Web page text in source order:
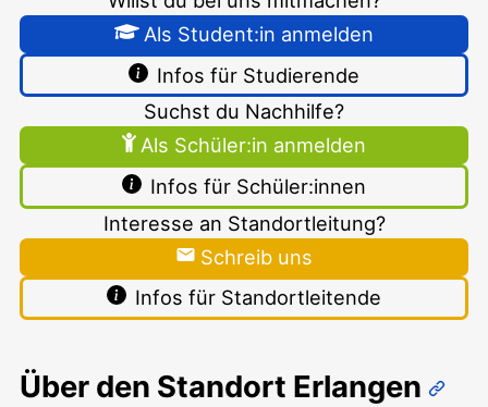
Als Student:in anmelden
Infos für Studierende
Suchst du Nachhilfe?
Als Schüler:in anmelden
Infos für Schüler:innen
Interesse an Standortleitung?
Schreib uns
Infos für Standortleitende
Über den Standort Erlangen